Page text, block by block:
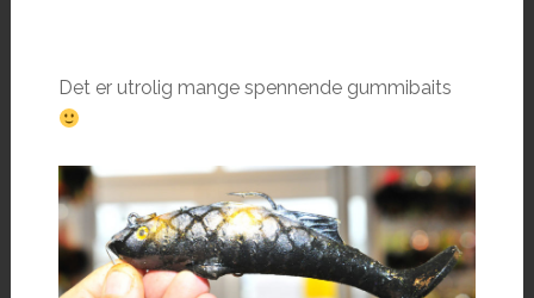
Det er utrolig mange spennende gummibaits